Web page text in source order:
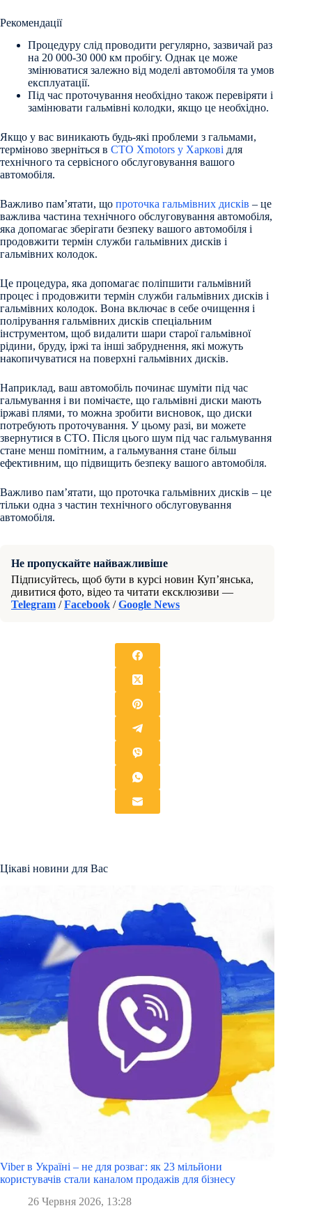
Рекомендації
Процедуру слід проводити регулярно, зазвичай раз
на 20 000-30 000 км пробігу. Однак це може
змінюватися залежно від моделі автомобіля та умов
експлуатації.
Під час проточування необхідно також перевіряти і
замінювати гальмівні колодки, якщо це необхідно.
Якщо у вас виникають будь-які проблеми з гальмами,
терміново зверніться в СТО Xmotors у Харкові для
технічного та сервісного обслуговування вашого
автомобіля.
Важливо пам’ятати, що проточка гальмівних дисків – це
важлива частина технічного обслуговування автомобіля,
яка допомагає зберігати безпеку вашого автомобіля і
продовжити термін служби гальмівних дисків і
гальмівних колодок.
Це процедура, яка допомагає поліпшити гальмівний
процес і продовжити термін служби гальмівних дисків і
гальмівних колодок. Вона включає в себе очищення і
полірування гальмівних дисків спеціальним
інструментом, щоб видалити шари старої гальмівної
рідини, бруду, іржі та інші забруднення, які можуть
накопичуватися на поверхні гальмівних дисків.
Наприклад, ваш автомобіль починає шуміти під час
гальмування і ви помічаєте, що гальмівні диски мають
іржаві плями, то можна зробити висновок, що диски
потребують проточування. У цьому разі, ви можете
звернутися в СТО. Після цього шум під час гальмування
стане менш помітним, а гальмування стане більш
ефективним, що підвищить безпеку вашого автомобіля.
Важливо пам’ятати, що проточка гальмівних дисків – це
тільки одна з частин технічного обслуговування
автомобіля.
Не пропускайте найважливіше
Підписуйтесь, щоб бути в курсі новин Куп’янська,
дивитися фото, відео та читати ексклюзиви —
Telegram /Facebook /Google News
Цікаві новини для Вас
Viber в Україні – не для розваг: як 23 мільйони
користувачів стали каналом продажів для бізнесу
26 Червня 2026, 13:28